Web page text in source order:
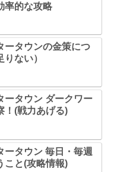
率的な攻略
ータウンの金策につ
ない）
ータウン ダークワー
！(戦力あげる)
ータウン 毎日・毎週
こと(攻略情報)